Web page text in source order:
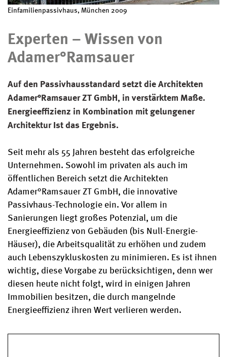
Einfamilienpassivhaus, München 2009
Experten – Wissen von
Adamer°Ramsauer
Auf den Passivhausstandard setzt die Architekten
Adamer°Ramsauer ZT GmbH, in verstärktem Maße.
Energieeffizienz in Kombination mit gelungener
Architektur Ist das Ergebnis.
Seit mehr als 55 Jahren besteht das erfolgreiche
Unternehmen. Sowohl im privaten als auch im
öffentlichen Bereich setzt die Architekten
Adamer°Ramsauer ZT GmbH, die innovative
Passivhaus-Technologie ein. Vor allem in
Sanierungen liegt großes Potenzial, um die
Energieeffizienz von Gebäuden (bis Null-Energie-
Häuser), die Arbeitsqualität zu erhöhen und zudem
auch Lebenszykluskosten zu minimieren. Es ist ihnen
wichtig, diese Vorgabe zu berücksichtigen, denn wer
diesen heute nicht folgt, wird in einigen Jahren
Immobilien besitzen, die durch mangelnde
Energieeffizienz ihren Wert verlieren werden.